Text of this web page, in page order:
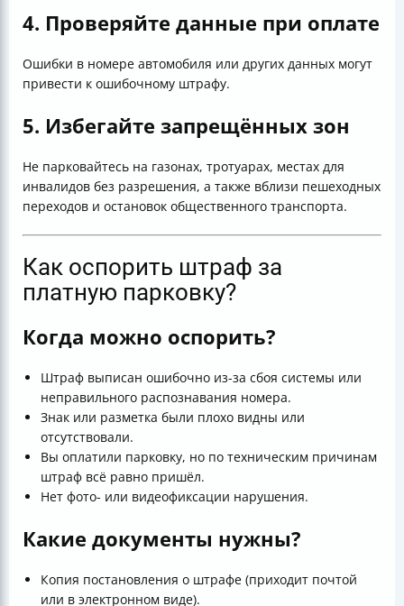
4. Проверяйте данные при оплате
Ошибки в номере автомобиля или других данных могут
привести к ошибочному штрафу.
5. Избегайте запрещённых зон
Не парковайтесь на газонах, тротуарах, местах для
инвалидов без разрешения, а также вблизи пешеходных
переходов и остановок общественного транспорта.
Как оспорить штраф за
платную парковку?
Когда можно оспорить?
Штраф выписан ошибочно из-за сбоя системы или
неправильного распознавания номера.
Знак или разметка были плохо видны или
отсутствовали.
Вы оплатили парковку, но по техническим причинам
штраф всё равно пришёл.
Нет фото- или видеофиксации нарушения.
Какие документы нужны?
Копия постановления о штрафе (приходит почтой
или в электронном виде).